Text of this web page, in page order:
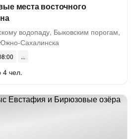
места восточного
водопаду, Быковским порогам,
Сахалинска
4 чел.